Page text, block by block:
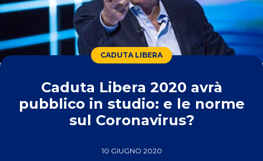
CADUTA LIBERA
Caduta Libera 2020 avrà
pubblico in studio: e le norme
sul Coronavirus?
10 GIUGNO 2020